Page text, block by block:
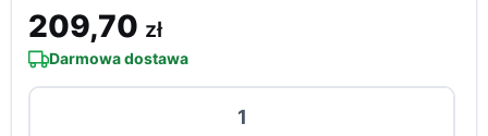
209,70 zł
Darmowa dostawa